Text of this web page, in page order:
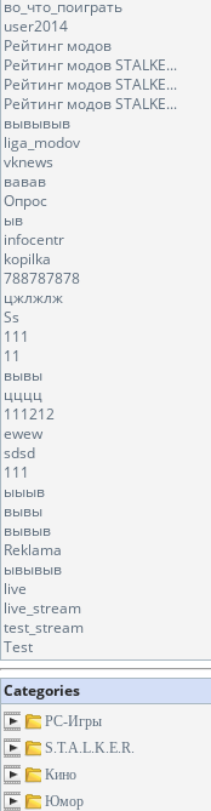
во_что_поиграть
user2014
Рейтинг модов
Рейтинг модов STALKE...
Рейтинг модов STALKE...
Рейтинг модов STALKE...
вывывыв
liga_modov
vknews
вавав
Опрос
ыв
infocentr
kopilka
788787878
цжлжлж
Ss
111
11
вывы
цццц
111212
ewew
sdsd
111
ыыыв
вывы
вывыв
Reklama
ывывыв
live
live_stream
test_stream
Test
Categories
PC-Игры
S.T.A.L.K.E.R.
Кино
Юмор